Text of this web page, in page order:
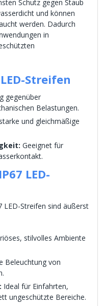
Schutz gegen Staub
und können
werden. Dadurch
in
Streifen
gegenüber
Belastungen.
und gleichmäßige
Geeignet für
LED-
LED-Streifen sind äußerst
stilvolles Ambiente
Beleuchtung von
Ideal für Einfahrten,
ungeschützte Bereiche.